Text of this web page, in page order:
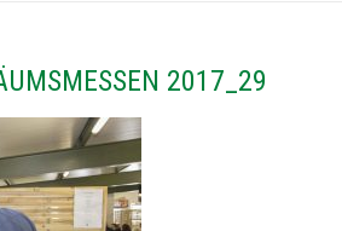
2017_29